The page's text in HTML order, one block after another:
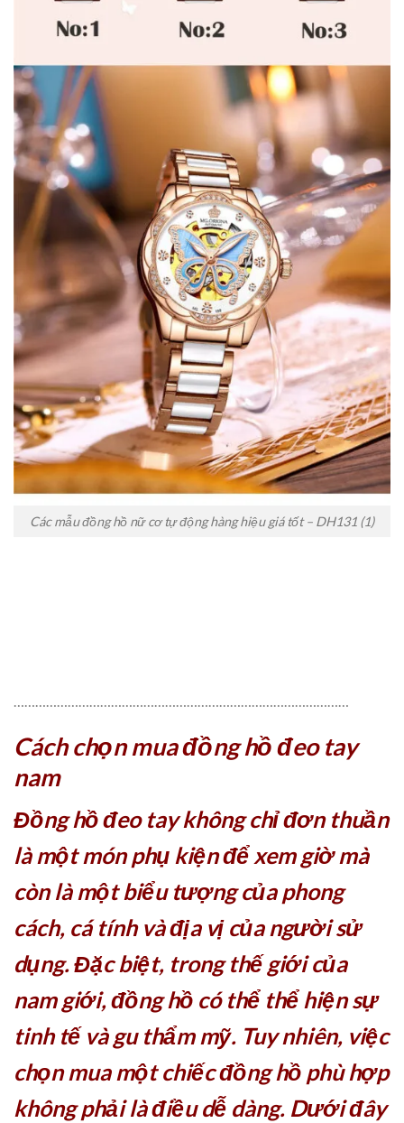
Các mẫu đồng hồ nữ cơ tự động hàng hiệu giá tốt – DH131 (1)
…………………………………………………………………………………
Cách chọn mua đồng hồ đeo tay
nam
Đồng hồ đeo tay không chỉ đơn thuần
là một món phụ kiện để xem giờ mà
còn là một biểu tượng của phong
cách, cá tính và địa vị của người sử
dụng. Đặc biệt, trong thế giới của
nam giới, đồng hồ có thể thể hiện sự
tinh tế và gu thẩm mỹ. Tuy nhiên, việc
chọn mua một chiếc đồng hồ phù hợp
không phải là điều dễ dàng. Dưới đây